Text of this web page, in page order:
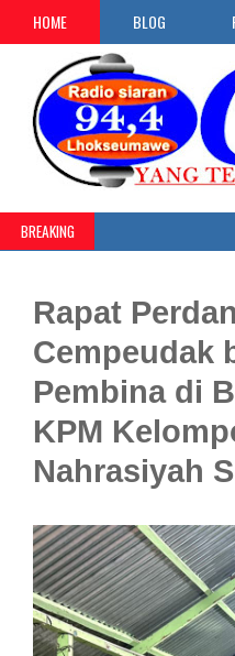
HOME BLOG
BREAKING
Rapat
Cempeudak
Pembina di
KPM
Nahrasiyah